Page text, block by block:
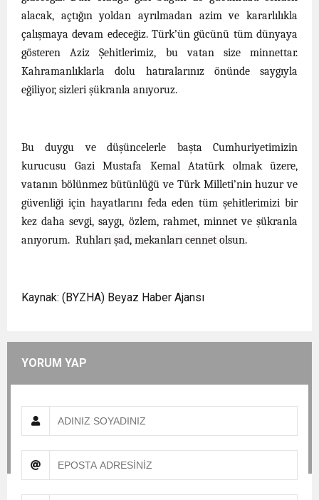
alacak, açtığın yoldan ayrılmadan azim ve kararlılıkla
çalışmaya devam edeceğiz. Türk’ün gücünü tüm dünyaya
gösterenAziz Şehitlerimiz, bu vatan size minnettar.
Kahramanlıklarla dolu hatıralarınız önünde saygıyla
eğiliyor, sizleri şükranla anıyoruz.
Bu duygu ve düşüncelerle başta Cumhuriyetimizin
kurucusu Gazi Mustafa Kemal Atatürk olmak üzere,
vatanın bölünmez bütünlüğü ve Türk Milleti’nin huzur ve
güvenliği için hayatlarını feda eden tüm şehitlerimizi bir
kez daha sevgi, saygı, özlem, rahmet, minnet ve şükranla
anıyorum. Ruhları şad, mekanları cennet olsun.
Kaynak: (BYZHA) Beyaz Haber Ajansı
YORUM YAP